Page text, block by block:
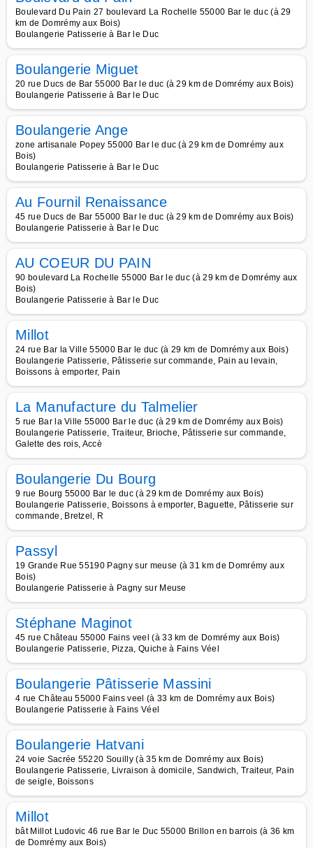
Boulevard Du Pain 27 boulevard La Rochelle 55000 Bar le duc (à 29
km de Domrémy aux Bois)
Boulangerie Patisserie à Bar le Duc
Boulangerie Miguet
20 rue Ducs de Bar 55000 Bar le duc (à 29 km de Domrémy aux Bois)
Boulangerie Patisserie à Bar le Duc
Boulangerie Ange
zone artisanale Popey 55000 Bar le duc (à 29 km de Domrémy aux
Bois)
Boulangerie Patisserie à Bar le Duc
Au Fournil Renaissance
45 rue Ducs de Bar 55000 Bar le duc (à 29 km de Domrémy aux Bois)
Boulangerie Patisserie à Bar le Duc
AU COEUR DU PAIN
90 boulevard La Rochelle 55000 Bar le duc (à 29 km de Domrémy aux
Bois)
Boulangerie Patisserie à Bar le Duc
Millot
24 rue Bar la Ville 55000 Bar le duc (à 29 km de Domrémy aux Bois)
Boulangerie Patisserie, Pâtisserie sur commande, Pain au levain,
Boissons à emporter, Pain
La Manufacture du Talmelier
5 rue Bar la Ville 55000 Bar le duc (à 29 km de Domrémy aux Bois)
Boulangerie Patisserie, Traiteur, Brioche, Pâtisserie sur commande,
Galette des rois, Accè
Boulangerie Du Bourg
9 rue Bourg 55000 Bar le duc (à 29 km de Domrémy aux Bois)
Boulangerie Patisserie, Boissons à emporter, Baguette, Pâtisserie sur
commande, Bretzel, R
Passyl
19 Grande Rue 55190 Pagny sur meuse (à 31 km de Domrémy aux
Bois)
Boulangerie Patisserie à Pagny sur Meuse
Stéphane Maginot
45 rue Château 55000 Fains veel (à 33 km de Domrémy aux Bois)
Boulangerie Patisserie, Pizza, Quiche à Fains Véel
Boulangerie Pâtisserie Massini
4 rue Château 55000 Fains veel (à 33 km de Domrémy aux Bois)
Boulangerie Patisserie à Fains Véel
Boulangerie Hatvani
24 voie Sacrée 55220 Souilly (à 35 km de Domrémy aux Bois)
Boulangerie Patisserie, Livraison à domicile, Sandwich, Traiteur, Pain
de seigle, Boissons
Millot
bât Millot Ludovic 46 rue Bar le Duc 55000 Brillon en barrois (à 36 km
de Domrémy aux Bois)